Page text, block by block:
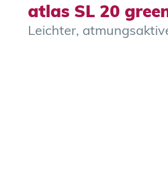
atlas SL 20
Leichter,